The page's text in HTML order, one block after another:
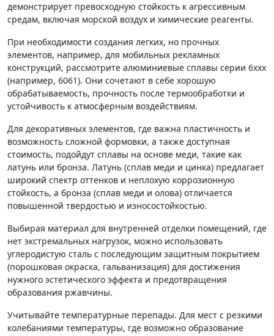
демонстрирует превосходную стойкость к агрессивным
средам, включая морской воздух и химические реагенты.
При необходимости создания легких, но прочных
элементов, например, для мобильных рекламных
конструкций, рассмотрите алюминиевые сплавы серии 6xxx
(например, 6061). Они сочетают в себе хорошую
обрабатываемость, прочность после термообработки и
устойчивость к атмосферным воздействиям.
Для декоративных элементов, где важна пластичность и
возможность сложной формовки, а также доступная
стоимость, подойдут сплавы на основе меди, такие как
латунь или бронза. Латунь (сплав меди и цинка) предлагает
широкий спектр оттенков и неплохую коррозионную
стойкость, а бронза (сплав меди и олова) отличается
повышенной твердостью и износостойкостью.
Выбирая материал для внутренней отделки помещений, где
нет экстремальных нагрузок, можно использовать
углеродистую сталь с последующим защитным покрытием
(порошковая окраска, гальванизация) для достижения
нужного эстетического эффекта и предотвращения
образования ржавчины.
Учитывайте температурные перепады. Для мест с резкими
колебаниями температуры, где возможно образование